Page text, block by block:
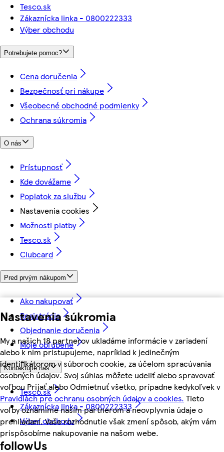
Nastavenia súkromia
My a našich 18 partnerov ukladáme informácie v zariadení
alebo k nim pristupujeme, napríklad k jedinečným
identifikátorom v súboroch cookie, za účelom spracúvania
osobných údajov. Svoj súhlas môžete udeliť alebo spravovať
voľbou Prijať alebo Odmietnuť všetko, prípadne kedykoľvek v
Pravidlách pre ochranu osobných údajov a cookies. Tieto
voľby oznámime našim partnerom a neovplyvnia údaje o
prehliadaní. Vaše rozhodnutie však zmení spôsob, akým vám
prispôsobíme nakupovanie na našom webe.
Tesco.sk
Zákaznícka linka - 0800222333
Výber obchodu
Potrebujete pomoc?
Cena doručenia
Bezpečnosť pri nákupe
Všeobecné obchodné podmienky
Ochrana súkromia
O nás
Prístupnosť
Kde dovážame
Poplatok za službu
Nastavenia cookies
Možnosti platby
Tesco.sk
Clubcard
Pred prvým nákupom
Ako nakupovať
Registrácia
Objednanie doručenia
Moje obľúbené
Kontaktujte nás
Tesco.sk
Zákaznícka linka - 0800222333
Výber obchodu
followUs